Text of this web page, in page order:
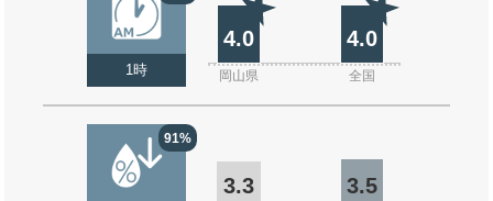
1時
4.0 4.0
岡山県 全国
91%
3.3 3.5